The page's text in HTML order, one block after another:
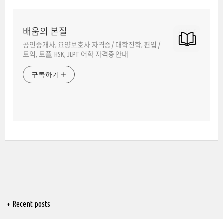
배움의 본질
공인중개사, 요양보호사 자격증 / 대학진학, 편입 /
토익, 토플, HSK, JLPT 어학 자격증 안내
구독하기
+ Recent posts